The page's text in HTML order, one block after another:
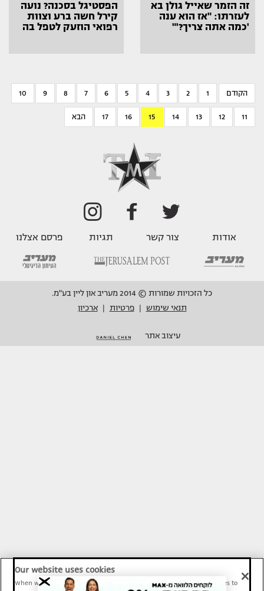
זה הזמר שאייל גולן בא
לעזרתו: "אז הוא ענה
'כמה אתה צריך?'"
הפסטיגל בסכנה? נועה
קירל חשה ברע וצוות
רפואי הוזעק לטפל בה
הקודם 1
2
3
4
5
6
7
8
9
10
11
12
13
14
15
16
17 הבא
אודות צור קשר תגיות פרסם אצלנו
כל הזכויות שמורות © 2014 מעריב און ליין בע"מ.
תנאי שימוש
פרטיות ארכיון
עיצוב אתר
Our website uses cookies
When we provide Maariv, TMI and Sport1 content online, we use cookies to